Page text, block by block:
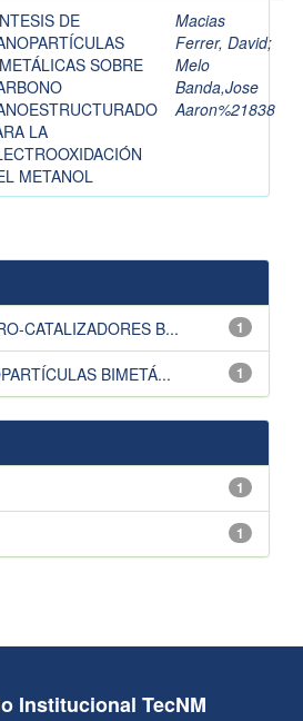
DE
SOBRE
LA
METANOL
Macias
Ferrer, David;
Melo
Banda,Jose
Aaron%21838
1
CATALIZADORES B...
1
BIMETÁ...
1
1
Institucional TecNM